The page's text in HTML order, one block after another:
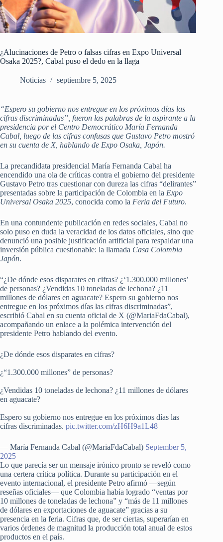
¿Alucinaciones de Petro o falsas cifras en Expo Universal
Osaka 2025?, Cabal puso el dedo en la llaga
Noticias septiembre 5, 2025
“Espero su gobierno nos entregue en los próximos días las
cifras discriminadas”, fueron las palabras de la aspirante a la
presidencia por el Centro Democrático María Fernanda
Cabal, luego de las cifras confusas que Gustavo Petro mostró
en su cuenta de X, hablando de Expo Osaka, Japón.
La precandidata presidencial María Fernanda Cabal ha
encendido una ola de críticas contra el gobierno del presidente
Gustavo Petro tras cuestionar con dureza las cifras “delirantes”
presentadas sobre la participación de Colombia en la Expo
Universal Osaka 2025, conocida como la Feria del Futuro.
En una contundente publicación en redes sociales, Cabal no
solo puso en duda la veracidad de los datos oficiales, sino que
denunció una posible justificación artificial para respaldar una
inversión pública cuestionable: la llamada Casa Colombia
Japón.
“¿De dónde esos disparates en cifras? ¿‘1.300.000 millones’
de personas? ¿Vendidas 10 toneladas de lechona? ¿11
millones de dólares en aguacate? Espero su gobierno nos
entregue en los próximos días las cifras discriminadas”,
escribió Cabal en su cuenta oficial de X (@MariaFdaCabal),
acompañando un enlace a la polémica intervención del
presidente Petro hablando del evento.
¿De dónde esos disparates en cifras?
¿“1.300.000 millones” de personas?
¿Vendidas 10 toneladas de lechona? ¿11 millones de dólares
en aguacate?
Espero su gobierno nos entregue en los próximos días las
cifras discriminadas. pic.twitter.com/zH6H9a1L48
— María Fernanda Cabal (@MariaFdaCabal) September 5,
2025
Lo que parecía ser un mensaje irónico pronto se reveló como
una certera crítica política. Durante su participación en el
evento internacional, el presidente Petro afirmó —según
reseñas oficiales— que Colombia había logrado “ventas por
10 millones de toneladas de lechona” y “más de 11 millones
de dólares en exportaciones de aguacate” gracias a su
presencia en la feria. Cifras que, de ser ciertas, superarían en
varios órdenes de magnitud la producción total anual de estos
productos en el país.